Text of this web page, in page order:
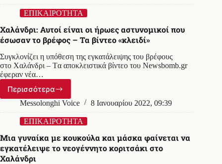
ΣΤΗΝ
ΕΠΙΚΑΙΡΟΤΗΤΑ
Χαλάνδρι: Αυτοί είναι οι ήρωες αστυνομικοί που
έσωσαν το βρέφος – Τα βίντεο «κλειδί»
Συγκλονίζει η υπόθεση της εγκατάλειψης του βρέφους
στο Χαλάνδρι – Tα αποκλειστικά βίντεο του Newsbomb.gr
έφεραν νέα…
Περισσότερα
Χαλάνδρι:
Αυτοί
οι
αστυνομικοί
που
έσωσαν
Messolonghi Voice 8 Ιανουαρίου 2022, 09:39
ΕΠΙΚΑΙΡΟΤΗΤΑ
Μια γυναίκα με κουκούλα και μάσκα φαίνεται να
εγκατέλειψε το νεογέννητο κοριτσάκι στο
Χαλάνδρι